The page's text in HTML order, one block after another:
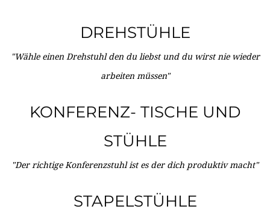
DREHSTÜHLE
"Wähle einen Drehstuhl den du liebst und du wirst nie wieder
arbeiten müssen"
KONFERENZ- TISCHE UND
STÜHLE
"Der richtige Konferenzstuhl ist es der dich produktiv macht"
STAPELSTÜHLE